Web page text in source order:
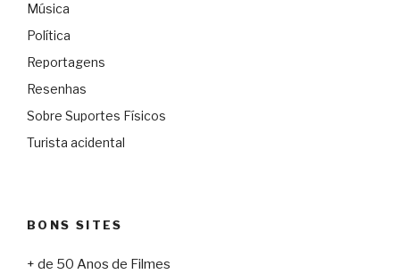
Música
Política
Reportagens
Resenhas
Sobre Suportes Físicos
Turista acidental
BONS SITES
+ de 50 Anos de Filmes